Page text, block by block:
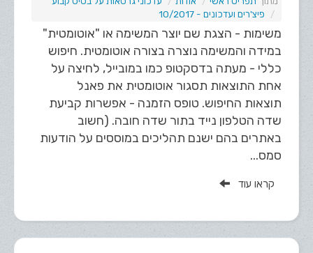
פיצ'רים ועדכונים - 10/2017
משימות - הצגת שם יוצר המשימה או "אוטומטית"
במידה והמשימה נוצרה בצורה אוטומטית. חיפוש
כללי - מעתה בדסקטופ כמו במובייל, לחיצה על
אחת התוצאות תסגור אוטומטית את פאנל
תוצאות החיפוש. טופס הזמנה - אפשרות קביעת
שדה הטלפון נייד בתור שדה חובה. (חשוב
באתרים בהם ישנם תהליכים במוססים על הודעות
סמס...
קראו עוד